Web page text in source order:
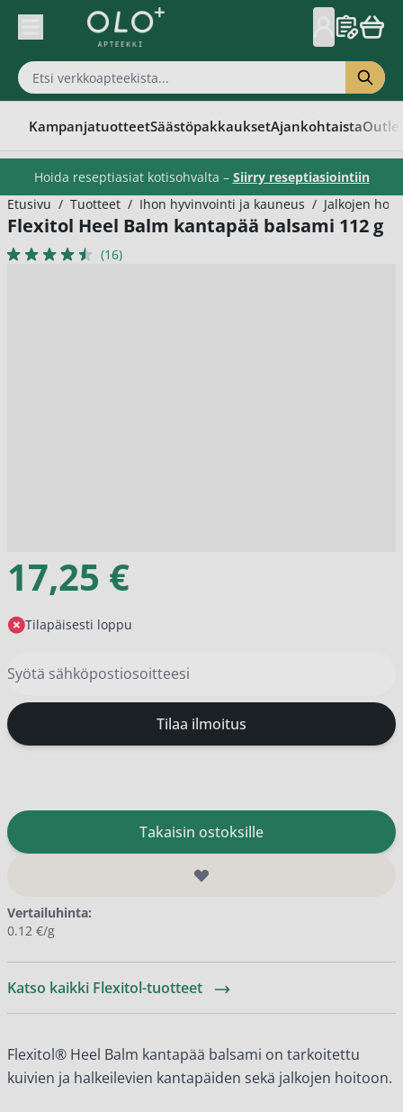
Skip to Content
KampanjatuotteetSäästöpakkauksetAjankohtaista
Hoida reseptiasiat kotisohvalta – Siirry reseptiasiointiin
Etusivu / Tuotteet / Ihon hyvinvointi ja kauneus / Jalkojen
Flexitol Heel Balm kantapää balsami 112 g
(16)
17,25 €
Tilapäisesti loppu
Tilaa ilmoitus
Takaisin ostoksille
Vertailuhinta:
0.12 €/g
Katso kaikki Flexitol-tuotteet
Flexitol® Heel Balm kantapää balsami on tarkoitettu
kuivien ja halkeilevien kantapäiden sekä jalkojen hoitoon.